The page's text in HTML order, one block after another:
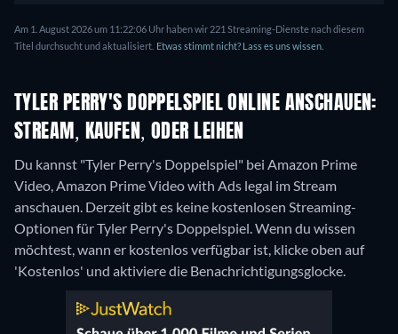
Am 1. August 2026 um 11:22:06 Uhr haben wir 221 Streaming-Dienste nach diesem
Titel durchsucht und aktualisiert. Etwas stimmt nicht? Lass es uns wissen.
TYLER PERRY'S DOPPELSPIEL ONLINE ANSCHAUEN:
STREAM, KAUFEN, ODER LEIHEN
Du kannst "Tyler Perry's Doppelspiel" bei Amazon Prime
Video, Amazon Prime Video with Ads legal im Stream
anschauen. Derzeit gibt es keine kostenlosen Streaming-
Optionen für Tyler Perry's Doppelspiel. Wenn du wissen
möchtest, wann er kostenlos verfügbar ist, klicke oben auf
'Kostenlos' und aktiviere die Benachrichtigungsglocke.